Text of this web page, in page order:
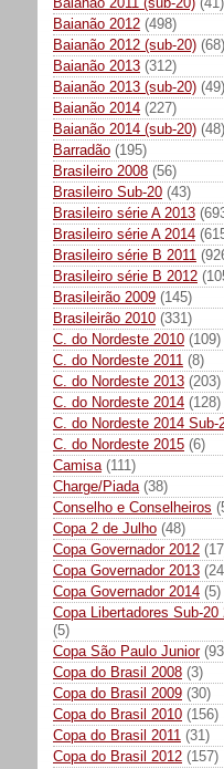
Baianão 2012 (498)
Baianão 2012 (sub-20) (68)
Baianão 2013 (312)
Baianão 2013 (sub-20) (49)
Baianão 2014 (227)
Baianão 2014 (sub-20) (48)
Barradão (195)
Brasileiro 2008 (56)
Brasileiro Sub-20 (43)
Brasileiro série A 2013
Brasileiro série A 2014
Brasileiro série B 2011
Brasileiro série B 2012
Brasileirão 2009 (145)
Brasileirão 2010 (331)
C. do Nordeste 2010 (109)
C. do Nordeste 2011 (8)
C. do Nordeste 2013 (203)
C. do Nordeste 2014 (128)
C. do Nordeste 2014 Sub-
C. do Nordeste 2015 (6)
Camisa (111)
Charge/Piada (38)
Conselho e Conselheiros
Copa 2 de Julho (48)
Copa Governador 2012
Copa Governador 2013
Copa Governador 2014 (5)
Copa Libertadores Sub-20
(5)
Copa São Paulo Junior
Copa do Brasil 2008 (3)
Copa do Brasil 2009 (30)
Copa do Brasil 2010 (156)
Copa do Brasil 2011 (31)
Copa do Brasil 2012 (157)